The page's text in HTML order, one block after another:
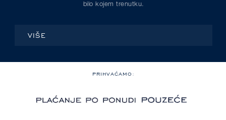
bilo kojem trenutku.
VIŠE
PRIHVAĆAMO: